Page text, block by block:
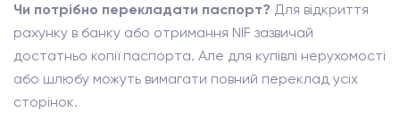
Чи потрібно перекладати паспорт? Для відкриття
рахунку в банку або отримання NIF зазвичай
достатньо копії паспорта. Але для купівлі нерухомості
або шлюбу можуть вимагати повний переклад усіх
сторінок.